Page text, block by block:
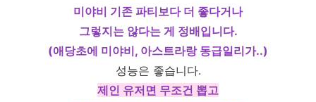
미야비 기존 파티보다 더 좋다거나
그렇지는 않다는 게 정배입니다.
(애당초에 미야비, 아스트라랑 동급일리가..)
성능은 좋습니다.
제인 유저면 무조건 뽑고